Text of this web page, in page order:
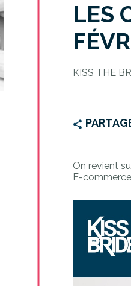
LES
KISS THE
On revient
E-